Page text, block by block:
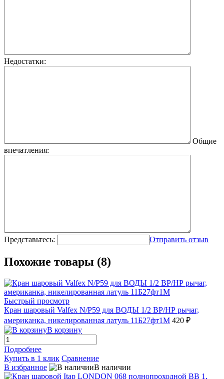
Недостатки:
Общие
впечатления:
Представьтесь: Отправить отзыв
Похожие товары (8)
Быстрый просмотр
Кран шаровый Valfex N/P59 для ВОДЫ 1/2 ВР/НР рычаг,
американка, никелированная латуль 11Б27фт1М 420 ₽
В корзину
Подробнее
Купить в 1 клик Сравнение
В избранное
В наличии